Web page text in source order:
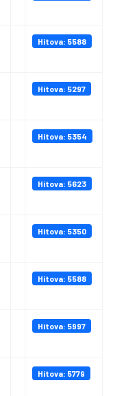
Hitova: 5588
Hitova: 5297
Hitova: 5354
Hitova: 5623
Hitova: 5350
Hitova: 5588
Hitova: 5997
Hitova: 5779